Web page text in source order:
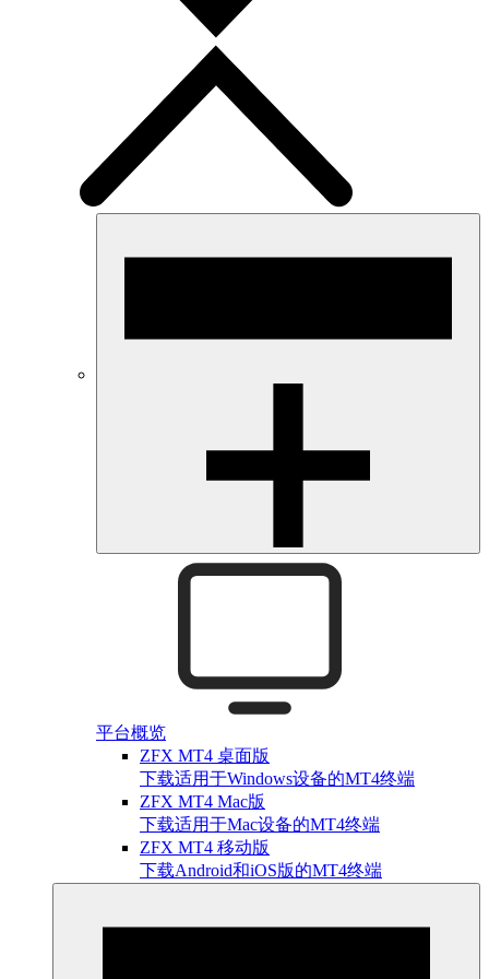
平台概览
ZFX MT4 桌面版
下载适用于Windows设备的MT4终端
ZFX MT4 Mac版
下载适用于Mac设备的MT4终端
ZFX MT4 移动版
下载Android和iOS版的MT4终端